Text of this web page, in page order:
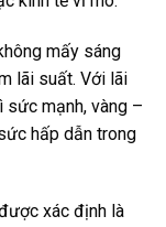
mấy sáng
lãi suất. Với lãi
sức mạnh, vàng –
hấp dẫn trong
xác định là